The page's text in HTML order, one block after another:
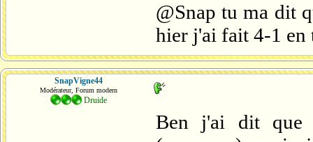
@Snap tu ma dit
hier j'ai fait 4-1
SnapVigne44
Modérateur, Forum modern
Druide
Ben j'ai dit que